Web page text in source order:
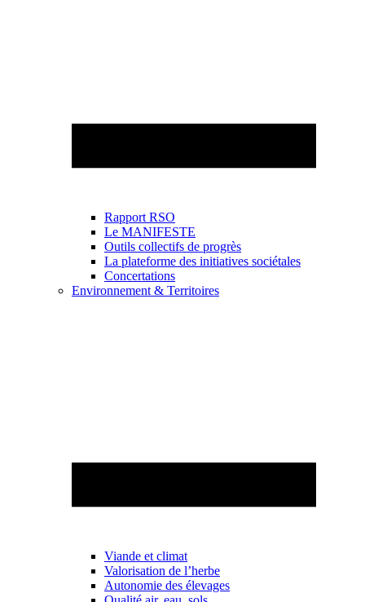
Rapport RSO
Le MANIFESTE
Outils collectifs de progrès
La plateforme des initiatives sociétales
Concertations
Environnement & Territoires
Viande et climat
Valorisation de l’herbe
Autonomie des élevages